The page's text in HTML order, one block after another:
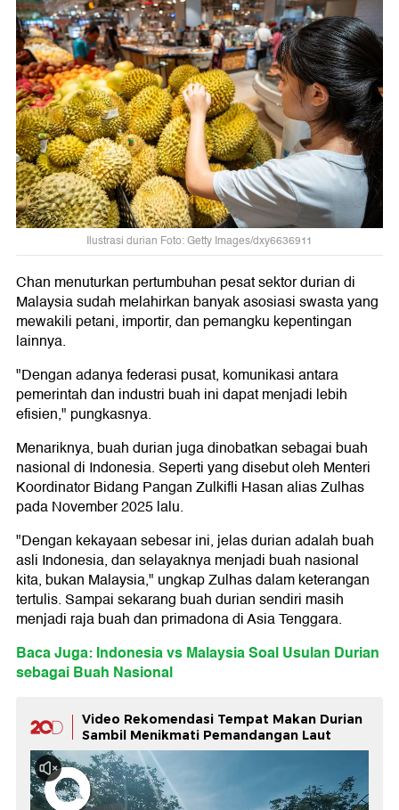
Ilustrasi durian Foto: Getty Images/dxy6636911
Chan menuturkan pertumbuhan pesat sektor durian di
Malaysia sudah melahirkan banyak asosiasi swasta yang
mewakili petani, importir, dan pemangku kepentingan
lainnya.
"Dengan adanya federasi pusat, komunikasi antara
pemerintah dan industri buah ini dapat menjadi lebih
efisien," pungkasnya.
Menariknya, buah durian juga dinobatkan sebagai buah
nasional di Indonesia. Seperti yang disebut oleh Menteri
Koordinator Bidang Pangan Zulkifli Hasan alias Zulhas
pada November 2025 lalu.
"Dengan kekayaan sebesar ini, jelas durian adalah buah
asli Indonesia, dan selayaknya menjadi buah nasional
kita, bukan Malaysia," ungkap Zulhas dalam keterangan
tertulis. Sampai sekarang buah durian sendiri masih
menjadi raja buah dan primadona di Asia Tenggara.
Baca Juga: Indonesia vs Malaysia Soal Usulan Durian
sebagai Buah Nasional
Video Rekomendasi Tempat Makan Durian
Sambil Menikmati Pemandangan Laut